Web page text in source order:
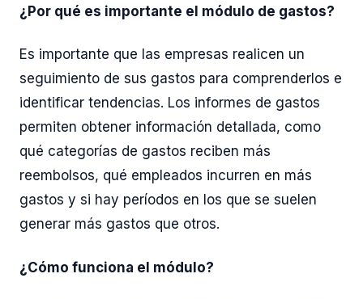
¿Por qué es importante el módulo de gastos?
Es importante que las empresas realicen un
seguimiento de sus gastos para comprenderlos e
identificar tendencias. Los informes de gastos
permiten obtener información detallada, como
qué categorías de gastos reciben más
reembolsos, qué empleados incurren en más
gastos y si hay períodos en los que se suelen
generar más gastos que otros.
¿Cómo funciona el módulo?